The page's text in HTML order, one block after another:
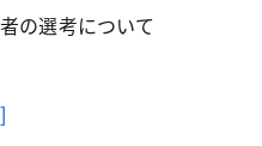
の選考について